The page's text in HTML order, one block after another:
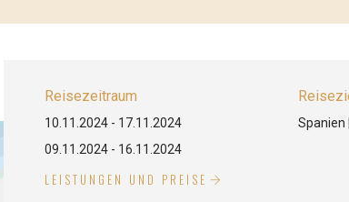
Reisezeitraum
10.11.2024 - 17.11.2024
09.11.2024 - 16.11.2024
Spanien
LEISTUNGEN UND PREISE